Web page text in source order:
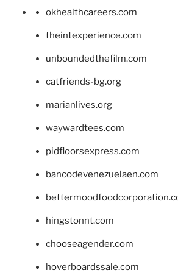
okhealthcareers.com
theintexperience.com
unboundedthefilm.com
catfriends-bg.org
marianlives.org
waywardtees.com
pidfloorsexpress.com
bancodevenezuelaen.com
hingstonnt.com
chooseagender.com
hoverboardssale.com